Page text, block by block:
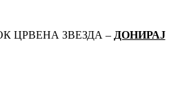
ЦРВЕНА ЗВЕЗДА – ДОНИРАЈ